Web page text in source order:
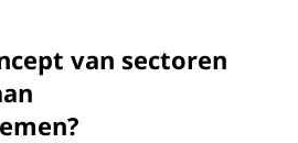
van sectoren